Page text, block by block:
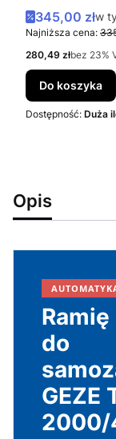
Cena
345,00 złw
w
Najniższa cena:
Cena netto
280,49 złbez 23%
Do koszyka
Dostępność: Duża
Opis
do
GEZE